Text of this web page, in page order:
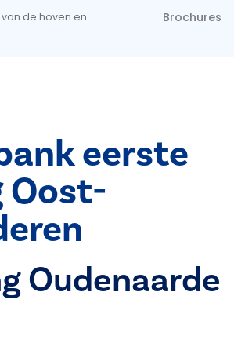
inhoud gaan
de hoven en
Brochures
eerste
Oost-
Oudenaarde